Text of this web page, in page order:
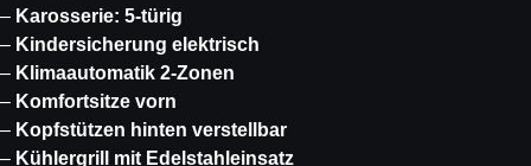
– Karosserie: 5-türig
– Kindersicherung elektrisch
– Klimaautomatik 2-Zonen
– Komfortsitze vorn
– Kopfstützen hinten verstellbar
– Kühlergrill mit Edelstahleinsatz